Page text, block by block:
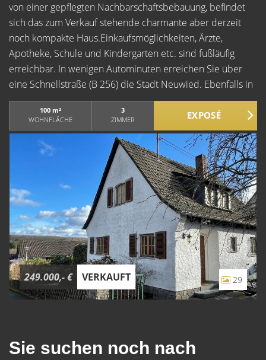
von einer gepflegten Nachbarschaftsbebauung, befindet
sich das zum Verkauf stehende charmante aber derzeit
noch kompakte Haus.Einkaufsmöglichkeiten, Ärzte,
Apotheke, Schule und Kindergarten etc. sind fußläufig
erreichbar. In wenigen Autominuten erreichen Sie über
eine Schnellstraße (B 256) die Stadt Neuwied. Ebenfalls in
ca. 8 Minuten die Autobahn A 3, Köln-
Frankfurt.RAUMAUFTEILUNG:Erdgeschoss:Diele,
Duschbad, großzügiges Wohnzimmer mit angrenzendem
Esszimmer und Zugang in den Garten,
KücheDachgeschoss:Flur, WC, kleines Zimmer,
Schlafzimmer Kellergeschoss:Heizungsraum, Waschküche,
Kellerraum
100 m²
WOHNFLÄCHE
3
ZIMMER
249.000,- € VERKAUFT 29
Sie suchen noch nach